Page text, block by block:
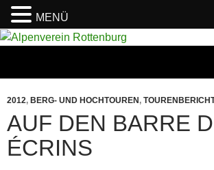
Zum
2012, BERG- UND HOCHTOUREN,
AUF DEN BARRE
ÉCRINS
MENÜ